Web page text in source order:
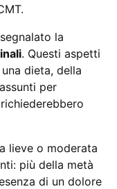
la
. Questi aspetti
dieta, della
per
lieve o moderata
più della metà
di un dolore